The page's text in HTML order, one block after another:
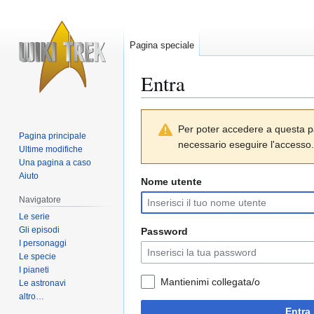
Entra
navigazione
Per poter accedere a questa
necessario eseguire l'accesso.
Nome utente
Password
Mantienimi collegata/o
Entra
Pagina speciale
Pagina principale
Ultime modifiche
Una pagina a caso
Aiuto
Navigatore
Le serie
Gli episodi
I personaggi
Le specie
I pianeti
Le astronavi
altro…